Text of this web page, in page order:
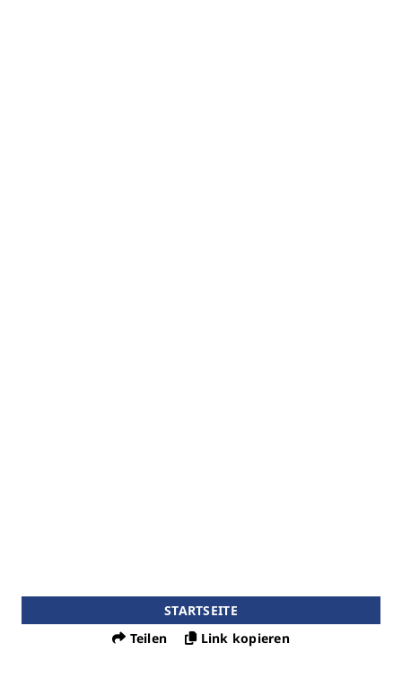
STARTSEITE
Teilen
Link kopieren